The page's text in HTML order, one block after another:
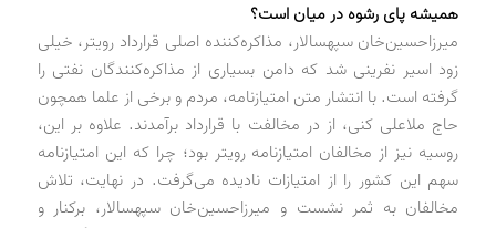
همیشه پای رشوه در میان است؟
میرزاحسین‌خان سپهسالار، مذاکره‌کننده اصلی قرارداد رویتر، خیلی
زود اسیر نفرینی شد که دامن بسیاری از مذاکره‌کنندگان نفتی را
گرفته است. با انتشار متن امتیازنامه، مردم و برخی از علما همچون
حاج ملاعلی کنی، از در مخالفت با قرارداد برآمدند. علاوه بر این،‌
روسیه نیز از مخالفان امتیازنامه رویتر بود؛ چرا که این امتیازنامه
سهم این کشور را از امتیازات نادیده می‌گرفت. در نهایت، تلاش
مخالفان به ثمر نشست و میرزاحسین‌خان سپهسالار، بر‌کنار و